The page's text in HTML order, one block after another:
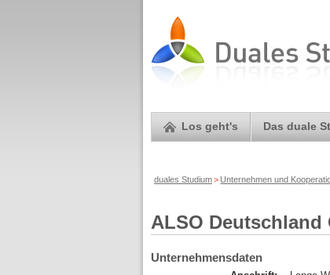
Los geht's Das duale
duales Studium> Unternehmen und
ALSO Deutschland
Unternehmensdaten